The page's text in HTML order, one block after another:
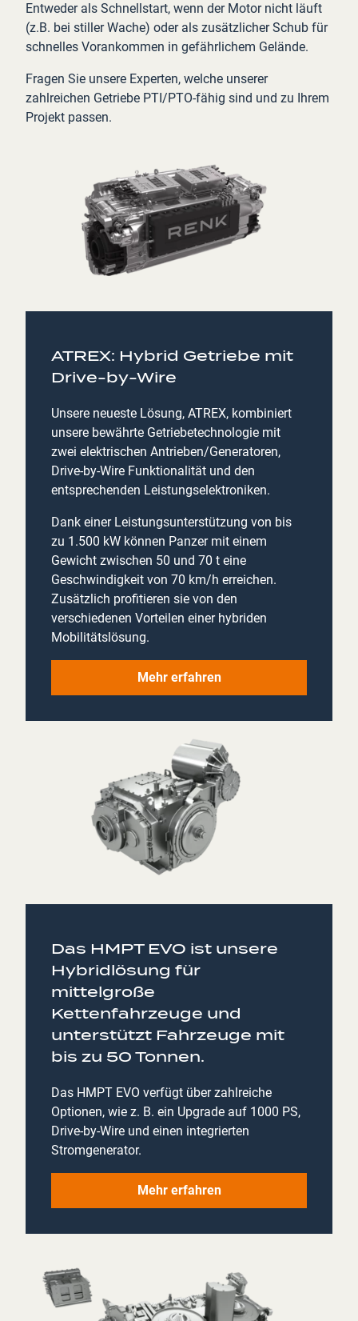
Entweder als Schnellstart, wenn der Motor nicht läuft
(z.B. bei stiller Wache) oder als zusätzlicher Schub für
schnelles Vorankommen in gefährlichem Gelände.
Fragen Sie unsere Experten, welche unserer
zahlreichen Getriebe PTI/PTO-fähig sind und zu Ihrem
Projekt passen.
ATREX: Hybrid Getriebe mit
Drive-by-Wire
Unsere neueste Lösung, ATREX, kombiniert
unsere bewährte Getriebetechnologie mit
zwei elektrischen Antrieben/Generatoren,
Drive-by-Wire Funktionalität und den
entsprechenden Leistungselektroniken.
Dank einer Leistungsunterstützung von bis
zu 1.500 kW können Panzer mit einem
Gewicht zwischen 50 und 70 t eine
Geschwindigkeit von 70 km/h erreichen.
Zusätzlich profitieren sie von den
verschiedenen Vorteilen einer hybriden
Mobilitätslösung.
Mehr erfahren
Das HMPT EVO ist unsere
Hybridlösung für
mittelgroße
Kettenfahrzeuge und
unterstützt Fahrzeuge mit
bis zu 50 Tonnen.
Das HMPT EVO verfügt über zahlreiche
Optionen, wie z. B. ein Upgrade auf 1000 PS,
Drive-by-Wire und einen integrierten
Stromgenerator.
Mehr erfahren